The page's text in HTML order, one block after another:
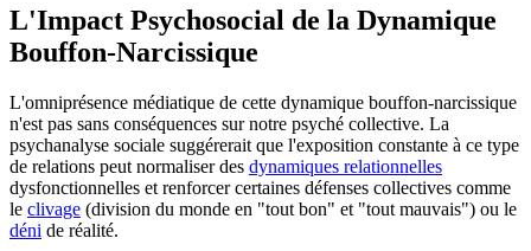
L'Impact Psychosocial de la Dynamique
Bouffon-Narcissique
L'omniprésence médiatique de cette dynamique bouffon-narcissique
n'est pas sans conséquences sur notre psyché collective. La
psychanalyse sociale suggérerait que l'exposition constante à ce type
de relations peut normaliser des dynamiques relationnelles
dysfonctionnelles et renforcer certaines défenses collectives comme
le clivage (division du monde en "tout bon" et "tout mauvais") ou le
déni de réalité.